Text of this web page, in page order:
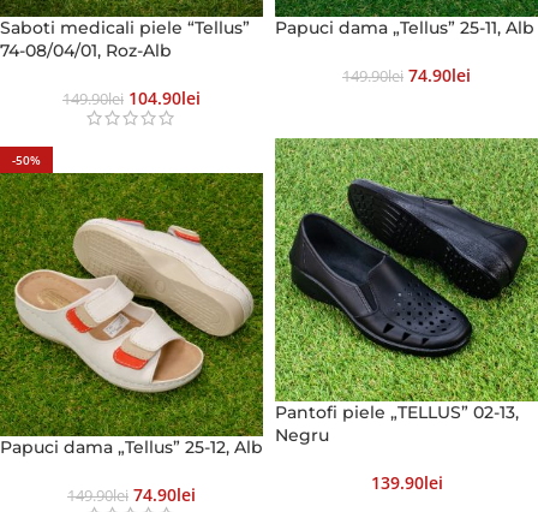
Saboti medicali piele “Tellus”
74-08/04/01, Roz-Alb
149.90Lei 104.90Lei
Papuci dama „Tellus” 25-11, Alb
149.90Lei 74.90Lei
-50%
Papuci dama „Tellus” 25-12, Alb
149.90Lei 74.90Lei
Pantofi piele „TELLUS” 02-13,
Negru
139.90Lei